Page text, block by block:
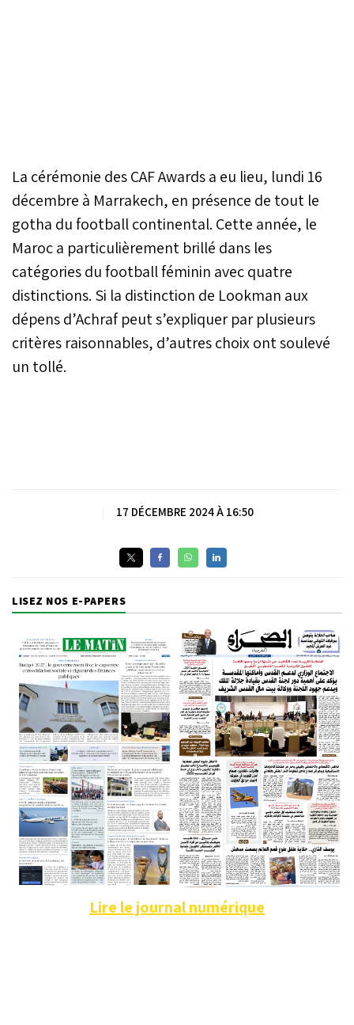
La cérémonie des CAF Awards a eu lieu, lundi 16
décembre à Marrakech, en présence de tout le
gotha du football continental. Cette année, le
Maroc a particulièrement brillé dans les
catégories du football féminin avec quatre
distinctions. Si la distinction de Lookman aux
dépens d’Achraf peut s’expliquer par plusieurs
critères raisonnables, d’autres choix ont soulevé
un tollé.
17 DÉCEMBRE 2024 À 16:50
LISEZ NOS E-PAPERS
Lire le journal numérique